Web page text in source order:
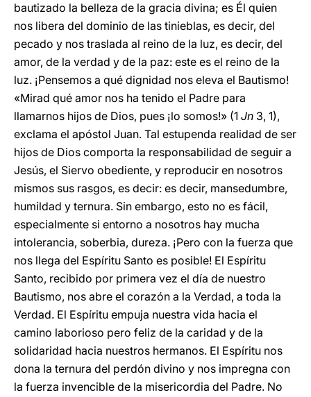
bautizado la belleza de la gracia divina; es Él quien
nos libera del dominio de las tinieblas, es decir, del
pecado y nos traslada al reino de la luz, es decir, del
amor, de la verdad y de la paz: este es el reino de la
luz. ¡Pensemos a qué dignidad nos eleva el Bautismo!
«Mirad qué amor nos ha tenido el Padre para
llamarnos hijos de Dios, pues ¡lo somos!» (1 Jn 3, 1),
exclama el apóstol Juan. Tal estupenda realidad de ser
hijos de Dios comporta la responsabilidad de seguir a
Jesús, el Siervo obediente, y reproducir en nosotros
mismos sus rasgos, es decir: es decir, mansedumbre,
humildad y ternura. Sin embargo, esto no es fácil,
especialmente si entorno a nosotros hay mucha
intolerancia, soberbia, dureza. ¡Pero con la fuerza que
nos llega del Espíritu Santo es posible! El Espíritu
Santo, recibido por primera vez el día de nuestro
Bautismo, nos abre el corazón a la Verdad, a toda la
Verdad. El Espíritu empuja nuestra vida hacia el
camino laborioso pero feliz de la caridad y de la
solidaridad hacia nuestros hermanos. El Espíritu nos
dona la ternura del perdón divino y nos impregna con
la fuerza invencible de la misericordia del Padre. No